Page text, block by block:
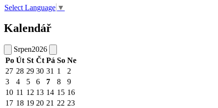
Select Language ▼
Kalendář
Srpen2026
Po Út St Čt Pá So Ne
27 28 29 30 31 1
2
3
4 5 6 7 8
9
10 11 12 13 14 15 16
17 18 19 20 21 22 23